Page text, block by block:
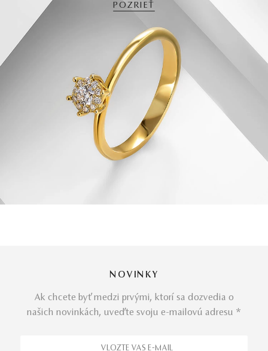
POZRIEŤ
NOVINKY
Ak chcete byť medzi prvými, ktorí sa dozvedia o
našich novinkách, uveďte svoju e-mailovú adresu *